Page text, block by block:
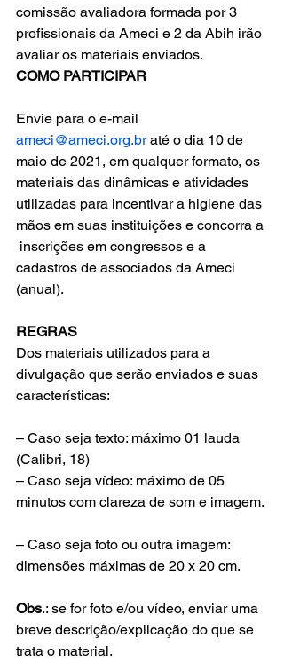
comissão avaliadora formada por 3
profissionais da Ameci e 2 da Abih irão
avaliar os materiais enviados.
COMO PARTICIPAR
Envie para o e-mail
ameci@ameci.org.br até o dia 10 de
maio de 2021, em qualquer formato, os
materiais das dinâmicas e atividades
utilizadas para incentivar a higiene das
mãos em suas instituições e concorra a
inscrições em congressos e a
cadastros de associados da Ameci
(anual).
REGRAS
Dos materiais utilizados para a
divulgação que serão enviados e suas
características:
– Caso seja texto: máximo 01 lauda
(Calibri, 18)
– Caso seja vídeo: máximo de 05
minutos com clareza de som e imagem.
– Caso seja foto ou outra imagem:
dimensões máximas de 20 x 20 cm.
Obs.: se for foto e/ou vídeo, enviar uma
breve descrição/explicação do que se
trata o material.